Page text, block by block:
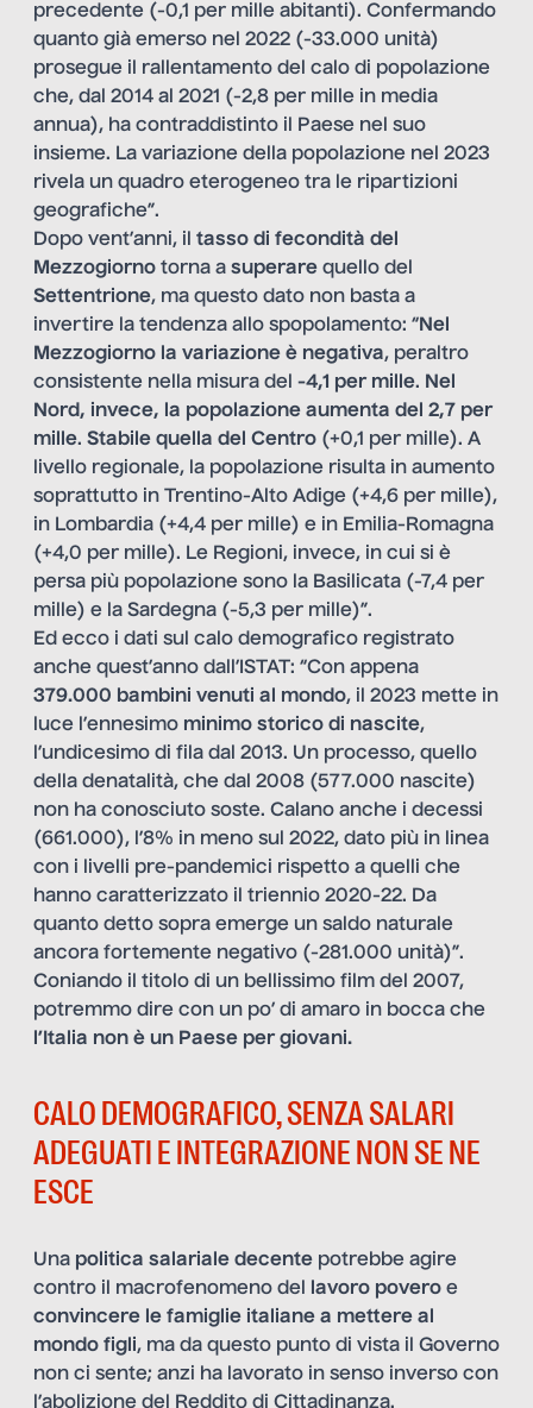
precedente (-0,1 per mille abitanti). Confermando
quanto già emerso nel 2022 (-33.000 unità)
prosegue il rallentamento del calo di popolazione
che, dal 2014 al 2021 (-2,8 per mille in media
annua), ha contraddistinto il Paese nel suo
insieme. La variazione della popolazione nel 2023
rivela un quadro eterogeneo tra le ripartizioni
geografiche”.
Dopo vent’anni, il tasso di fecondità del
Mezzogiorno torna a superare quello del
Settentrione, ma questo dato non basta a
invertire la tendenza allo spopolamento: “Nel
Mezzogiorno la variazione è negativa, peraltro
consistente nella misura del -4,1 per mille. Nel
Nord, invece, la popolazione aumenta del 2,7 per
mille. Stabile quella del Centro (+0,1 per mille). A
livello regionale, la popolazione risulta in aumento
soprattutto in Trentino-Alto Adige (+4,6 per mille),
in Lombardia (+4,4 per mille) e in Emilia-Romagna
(+4,0 per mille). Le Regioni, invece, in cui si è
persa più popolazione sono la Basilicata (-7,4 per
mille) e la Sardegna (-5,3 per mille)”.
Ed ecco i dati sul calo demografico registrato
anche quest’anno dall’ISTAT: “Con appena
379.000 bambini venuti al mondo, il 2023 mette in
luce l’ennesimo minimo storico di nascite,
l’undicesimo di fila dal 2013. Un processo, quello
della denatalità, che dal 2008 (577.000 nascite)
non ha conosciuto soste. Calano anche i decessi
(661.000), l’8% in meno sul 2022, dato più in linea
con i livelli pre-pandemici rispetto a quelli che
hanno caratterizzato il triennio 2020-22. Da
quanto detto sopra emerge un saldo naturale
ancora fortemente negativo (-281.000 unità)”.
Coniando il titolo di un bellissimo film del 2007,
potremmo dire con un po’ di amaro in bocca che
l’Italia non è un Paese per giovani.
CALO DEMOGRAFICO, SENZA SALARI
ADEGUATI E INTEGRAZIONE NON SE NE
ESCE
Una politica salariale decente potrebbe agire
contro il macrofenomeno del
lavoro povero e
convincere le famiglie italiane a mettere al
mondo figli, ma da questo punto di vista il Governo
non ci sente; anzi ha lavorato in senso inverso con
l’abolizione del Reddito di Cittadinanza.